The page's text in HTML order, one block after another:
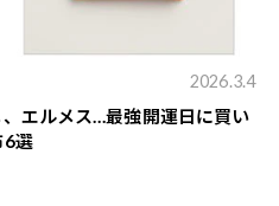
2026.3.4
エルメス…最強開運日に買い
6選